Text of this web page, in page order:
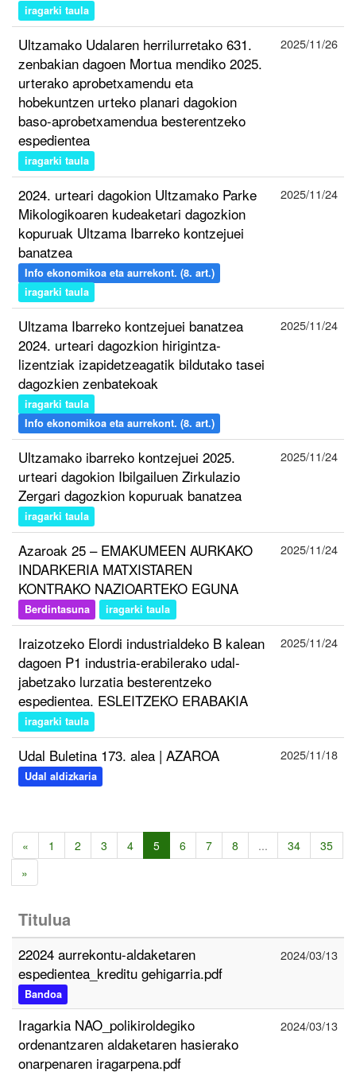
iragarki taula
Ultzamako Udalaren herrilurretako 631.
zenbakian dagoen Mortua mendiko 2025.
urterako aprobetxamendu eta
hobekuntzen urteko planari dagokion
baso-aprobetxamendua besterentzeko
espedientea
iragarki taula
2025/11/26
2024. urteari dagokion Ultzamako Parke
Mikologikoaren kudeaketari dagozkion
kopuruak Ultzama Ibarreko kontzejuei
banatzea
Info ekonomikoa eta aurrekont. (8. art.)
iragarki taula
2025/11/24
Ultzama Ibarreko kontzejuei banatzea
2024. urteari dagozkion hirigintza-
lizentziak izapidetzeagatik bildutako tasei
dagozkien zenbatekoak
iragarki taula
Info ekonomikoa eta aurrekont. (8. art.)
2025/11/24
Ultzamako ibarreko kontzejuei 2025.
urteari dagokion Ibilgailuen Zirkulazio
Zergari dagozkion kopuruak banatzea
iragarki taula
2025/11/24
Azaroak 25 – EMAKUMEEN AURKAKO
INDARKERIA MATXISTAREN
KONTRAKO NAZIOARTEKO EGUNA
Berdintasuna iragarki taula
2025/11/24
Iraizotzeko Elordi industrialdeko B kalean
dagoen P1 industria-erabilerako udal-
jabetzako lurzatia besterentzeko
espedientea. ESLEITZEKO ERABAKIA
iragarki taula
2025/11/24
Udal Buletina 173. alea | AZAROA
Udal aldizkaria
2025/11/18
« 1 2 3 4 5 6 7 8 ... 34
35
»
Titulua
22024 aurrekontu-aldaketaren
espedientea_kreditu gehigarria.pdf
Bandoa
2024/03/13
Iragarkia NAO_polikiroldegiko
ordenantzaren aldaketaren hasierako
onarpenaren iragarpena.pdf
2024/03/13